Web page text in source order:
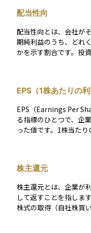
期は異なります。配当
株を長く持ち続ける理
配当性向
配当性向とは、会社が
期純利益のうち、どれ
かを示す割合です。投
配当として出している
投資家にとっては重要
解するために役立ちま
EPS（1株あたりの利
EPS（Earnings Per
る指標のひとつで、企
った値です。1株当た
す。
株主還元
株主還元とは、企業が
して返すことを指しま
株式の取得（自社株買